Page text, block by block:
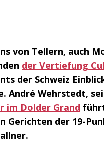
von Tellern, auch
der Vertiefung
der Schweiz
André Wehrstedt,
im Dolder Grand
Gerichten der 19-